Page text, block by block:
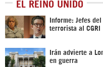
EL REINO UNIDO
Informe: Jefes
terrorista al CGRI
Irán advierte a
en guerra